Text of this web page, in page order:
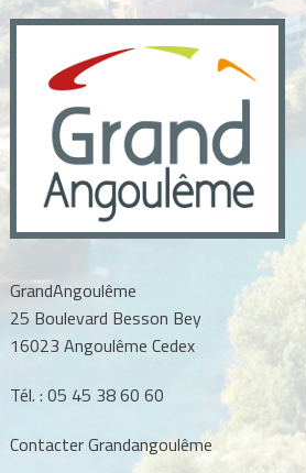
GrandAngoulême
25 Boulevard Besson Bey
16023 Angoulême Cedex
Tél. : 05 45 38 60 60
Contacter Grandangoulême